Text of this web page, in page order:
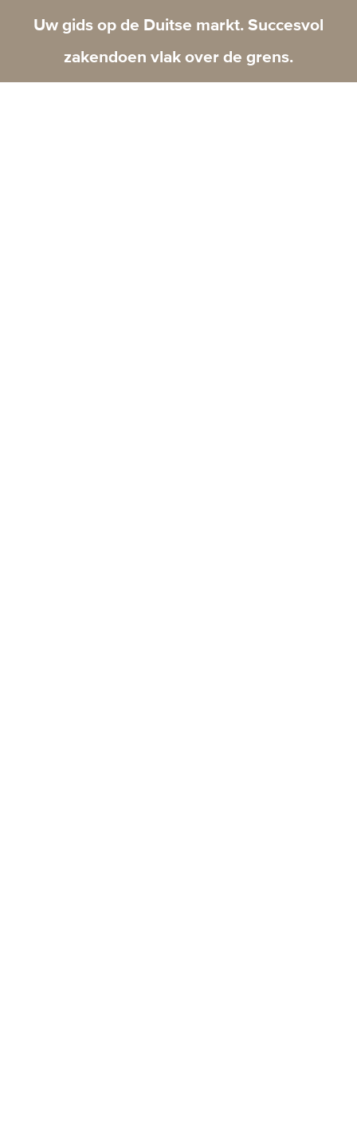
Uw gids op de Duitse markt. Succesvol
zakendoen vlak over de grens.